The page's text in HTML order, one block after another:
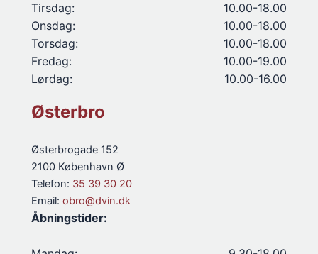
Tirsdag:
10.00-18.00
Onsdag:
10.00-18.00
Torsdag:
10.00-18.00
Fredag:
10.00-19.00
Lørdag:
10.00-16.00
Østerbro
Østerbrogade 152
2100 København Ø
Telefon: 35 39 30 20
Email: obro@dvin.dk
Åbningstider: